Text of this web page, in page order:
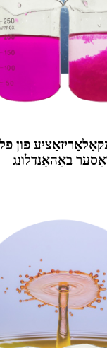
פון
באַהאַנדלונג